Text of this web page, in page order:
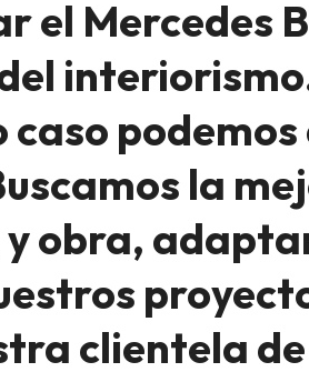
el Mercedes
caso
la
obra,
clientela de